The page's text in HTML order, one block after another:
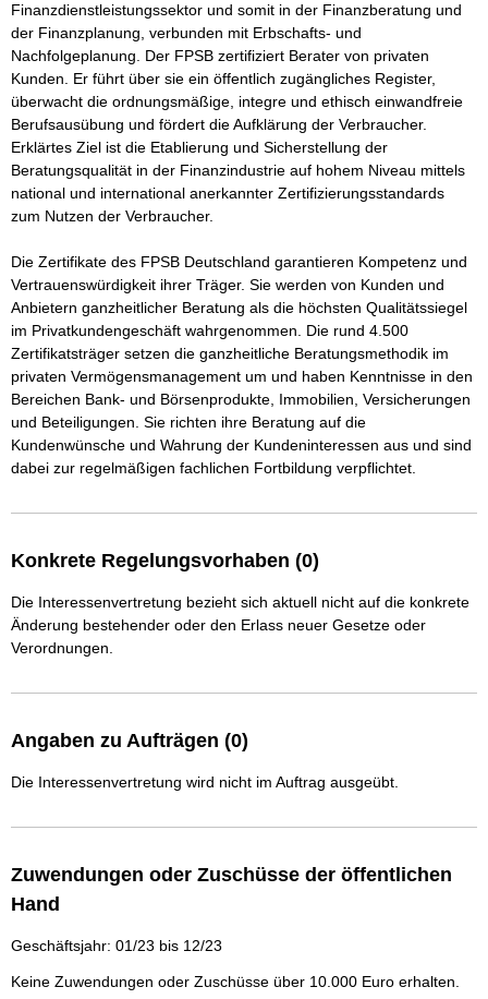
Finanzdienstleistungssektor und somit in der Finanzberatung und
der Finanzplanung, verbunden mit Erbschafts- und
Nachfolgeplanung. Der FPSB zertifiziert Berater von privaten
Kunden. Er führt über sie ein öffentlich zugängliches Register,
überwacht die ordnungsmäßige, integre und ethisch einwandfreie
Berufsausübung und fördert die Aufklärung der Verbraucher.
Erklärtes Ziel ist die Etablierung und Sicherstellung der
Beratungsqualität in der Finanzindustrie auf hohem Niveau mittels
national und international anerkannter Zertifizierungsstandards
zum Nutzen der Verbraucher.
Die Zertifikate des FPSB Deutschland garantieren Kompetenz und
Vertrauenswürdigkeit ihrer Träger. Sie werden von Kunden und
Anbietern ganzheitlicher Beratung als die höchsten Qualitätssiegel
im Privatkundengeschäft wahrgenommen. Die rund 4.500
Zertifikatsträger setzen die ganzheitliche Beratungsmethodik im
privaten Vermögensmanagement um und haben Kenntnisse in den
Bereichen Bank- und Börsenprodukte, Immobilien, Versicherungen
und Beteiligungen. Sie richten ihre Beratung auf die
Kundenwünsche und Wahrung der Kundeninteressen aus und sind
dabei zur regelmäßigen fachlichen Fortbildung verpflichtet.
Konkrete Regelungsvorhaben (0)
Die Interessenvertretung bezieht sich aktuell nicht auf die konkrete
Änderung bestehender oder den Erlass neuer Gesetze oder
Verordnungen.
Angaben zu Aufträgen (0)
Die Interessenvertretung wird nicht im Auftrag ausgeübt.
Zuwendungen oder Zuschüsse der öffentlichen
Hand
Geschäftsjahr: 01/23 bis 12/23
Keine Zuwendungen oder Zuschüsse über 10.000 Euro erhalten.